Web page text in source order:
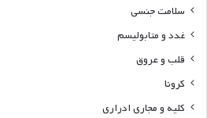
سلامت جنسی
غدد و متابولیسم
قلب و عروق
کرونا
کلیه و مجاری ادراری